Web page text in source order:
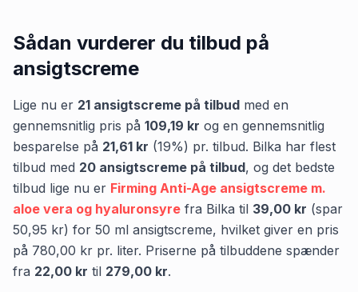
Sådan vurderer du tilbud på
ansigtscreme
Lige nu er 21 ansigtscreme på tilbud med en
gennemsnitlig pris på 109,19 kr og en gennemsnitlig
besparelse på 21,61 kr (19%) pr. tilbud. Bilka har flest
tilbud med 20 ansigtscreme på tilbud, og det bedste
tilbud lige nu er Firming Anti-Age ansigtscreme m.
aloe vera og hyaluronsyre fra Bilka til 39,00 kr (spar
50,95 kr) for 50 ml ansigtscreme, hvilket giver en pris
på 780,00 kr pr. liter. Priserne på tilbuddene spænder
fra 22,00 kr til 279,00 kr.